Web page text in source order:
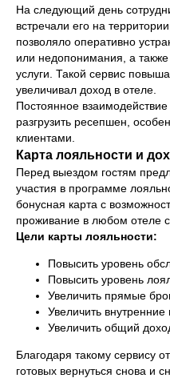
На следующий день
встречали его на
позволяло оперативно
или недопонимания, а
услуги. Такой сервис
увеличивал доход в отеле.
Постоянное
разгрузить ресепшен,
клиентами.
Карта лояльности и
Перед выездом гостям
участия в программе
бонусная карта с
проживание в любом отеле
Цели карты лояльности:
Повысить уровень
Повысить уровень
Увеличить прямые
Увеличить
Увеличить общий
Благодаря такому сервису
готовых вернуться снова и